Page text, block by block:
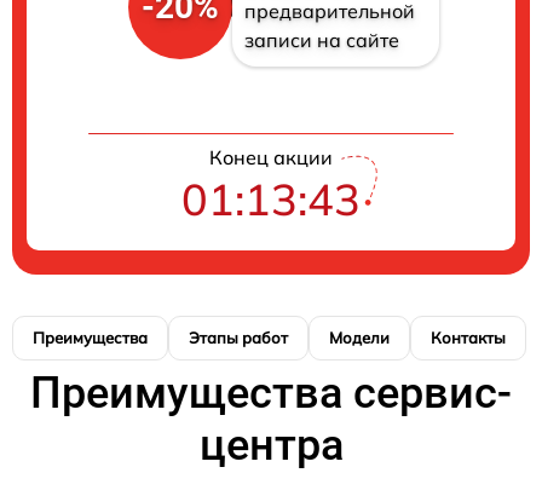
предварительной
записи на сайте
Конец акции
01:13:42
Преимущества Этапы работ Модели Контакты
Преимущества сервис-
центра